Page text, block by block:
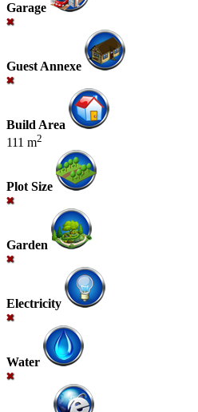
Garage
Guest Annexe
Build Area
111 m2
Plot Size
Garden
Electricity
Water